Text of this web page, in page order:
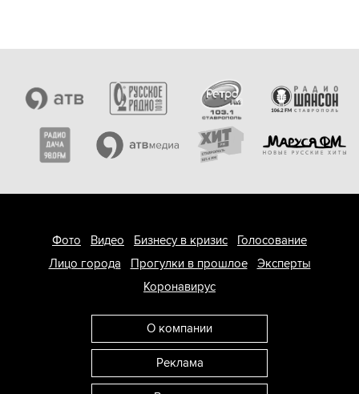
Фото Видео Бизнесу в кризис
Голосование
Лицо города
Прогулки в прошлое
Эксперты
Коронавирус
О компании
Реклама